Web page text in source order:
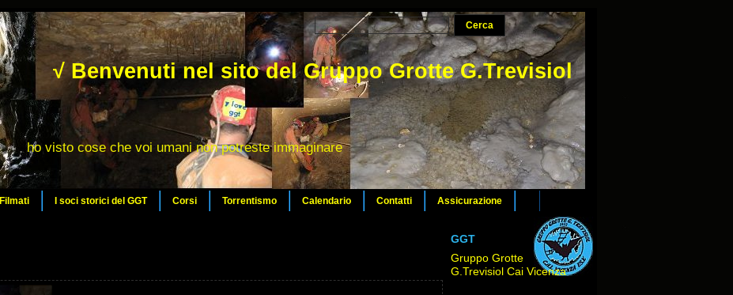
√ Benvenuti nel sito del Gruppo Grotte G.Trevisiol
ho visto cose che voi umani non potreste immaginare
Filmati I soci storici del GGT Corsi Torrentismo Calendario Contatti Assicurazione
GGT
Gruppo Grotte
G.Trevisiol Cai Vicenza